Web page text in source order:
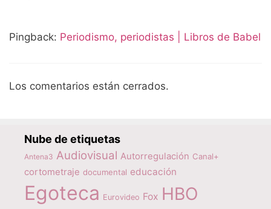
Pingback: Periodismo, periodistas | Libros de Babel
Los comentarios están cerrados.
Nube de etiquetas
Antena3 Audiovisual Autorregulación Canal+
cortometraje documental educación
Egoteca Eurovideo Fox HBO